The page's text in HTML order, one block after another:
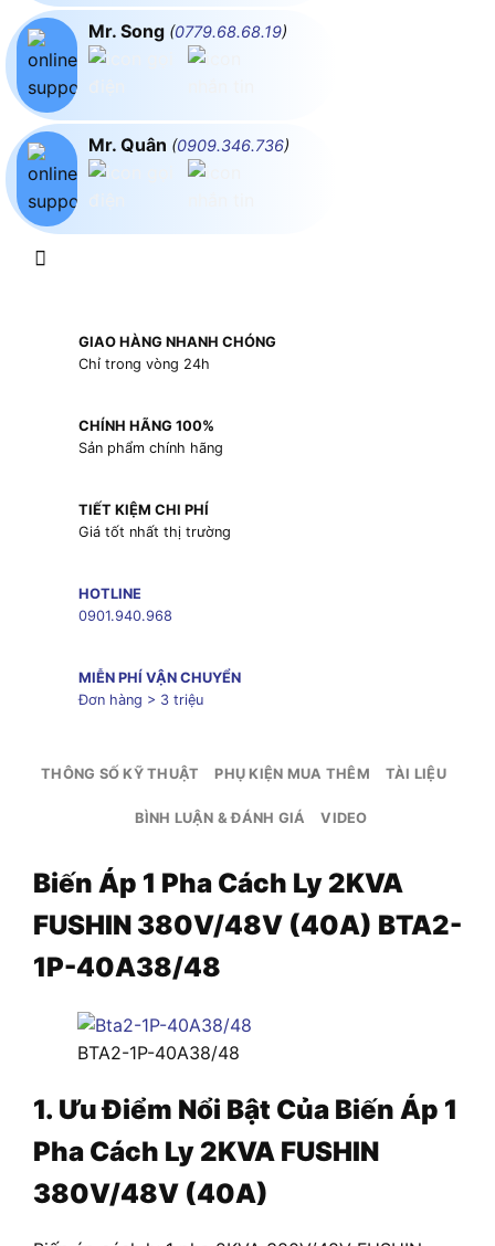
Mr. Song (0779.68.68.19)
Mr. Quân (0909.346.736)
GIAO HÀNG NHANH CHÓNG
Chỉ trong vòng 24h
CHÍNH HÃNG 100%
Sản phẩm chính hãng
TIẾT KIỆM CHI PHÍ
Giá tốt nhất thị trường
HOTLINE
0901.940.968
MIỄN PHÍ VẬN CHUYỂN
Đơn hàng > 3 triệu
THÔNG SỐ KỸ THUẬT PHỤ KIỆN MUA THÊM TÀI LIỆU
BÌNH LUẬN & ĐÁNH GIÁ VIDEO
Biến Áp 1 Pha Cách Ly 2KVA
FUSHIN 380V/48V (40A) BTA2-
1P-40A38/48
BTA2-1P-40A38/48
1. Ưu Điểm Nổi Bật Của Biến Áp 1
Pha Cách Ly 2KVA FUSHIN
380V/48V (40A)